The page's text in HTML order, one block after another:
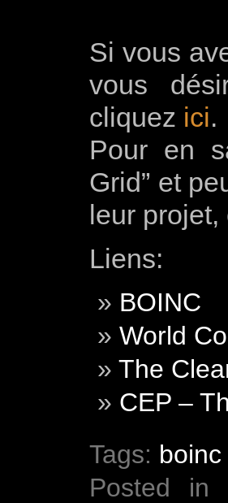
Si vous
vous
cliquez ici.
Pour en
Grid” et
leur projet,
Liens:
BOINC
World
The
CEP –
Tags: boinc
Posted in